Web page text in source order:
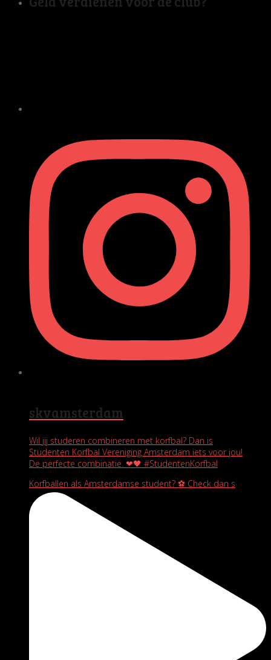
skvamsterdam
Wil jij studeren combineren met korfbal? Dan is
Studenten Korfbal Vereniging Amsterdam iets voor jou!
De perfecte combinatie. ❤🖤 #StudentenKorfbal
Korfballen als Amsterdamse student? ⚽️ Check dan s